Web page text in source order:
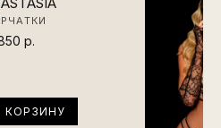
р.
КОРЗИНУ